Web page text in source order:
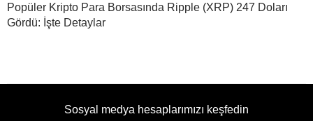
Popüler Kripto Para Borsasında Ripple (XRP) 247 Doları
Gördü: İşte Detaylar
Sosyal medya hesaplarımızı keşfedin